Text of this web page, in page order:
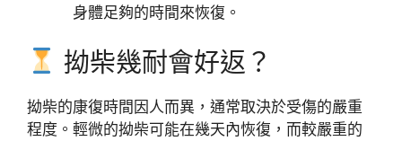
身體足夠的時間來恢復。
拗柴幾耐會好返？
拗柴的康復時間因人而異，通常取決於受傷的嚴重
程度。輕微的拗柴可能在幾天內恢復，而較嚴重的